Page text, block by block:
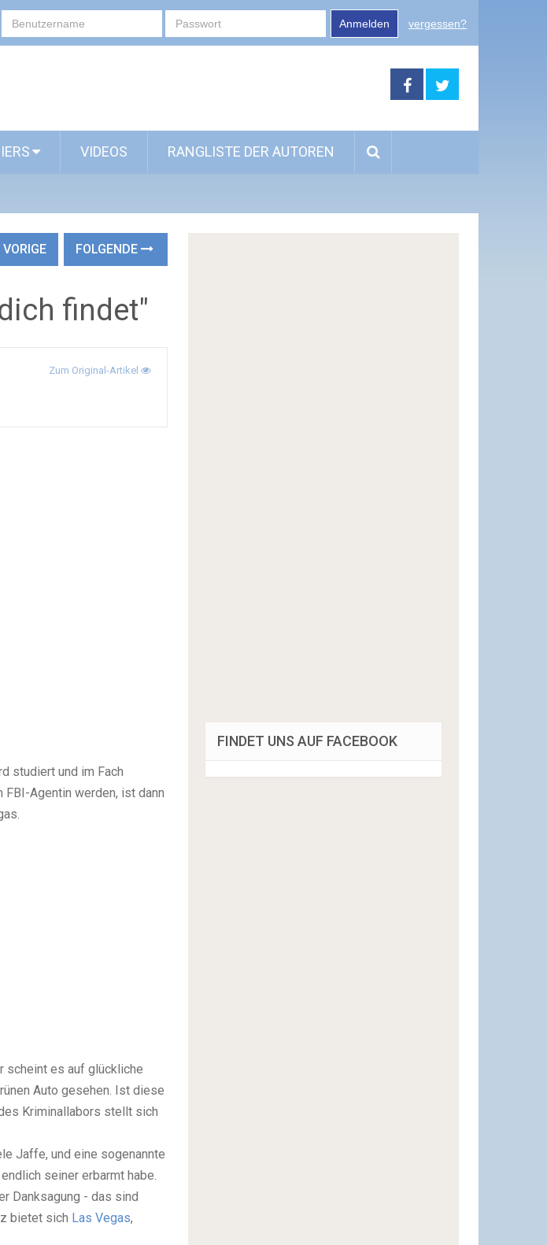
Anmelden vergessen?
VIDEOS RANGLISTE DER AUTOREN
VORIGE FOLGENDE
findet"
Zum Original-Artikel
studiert und im Fach
Agentin werden, ist dann
scheint es auf glückliche
Auto gesehen. Ist diese
Kriminallabors stellt sich
Jaffe, und eine sogenannte
seiner erbarmt habe.
Danksagung - das sind
bietet sich Las Vegas,
FINDET UNS AUF FACEBOOK